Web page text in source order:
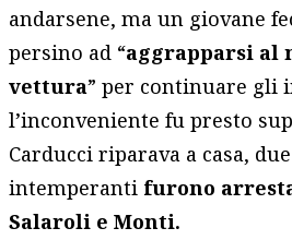
andarsene, ma un giovane
persino ad “aggrapparsi al
vettura” per continuare gli
l’inconveniente fu presto
Carducci riparava a casa,
intemperanti furono
Salaroli e Monti.